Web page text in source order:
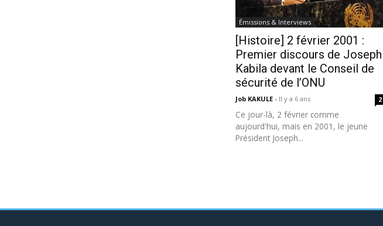
Émissions & Interviews
[Histoire] 2 février 2001 :
Premier discours de Joseph
Kabila devant le Conseil de
sécurité de l’ONU
Job KAKULE - Il y a 6 ans 2
Ce jour-là, 2 février comme
aujourd'hui, mais en 2001, le jeune
Président Joseph...